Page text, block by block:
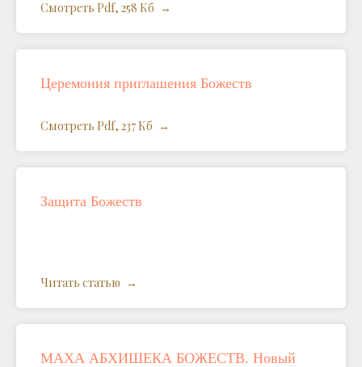
Смотреть Pdf, 258 Кб
Церемония приглашения Божеств
Смотреть Pdf, 237 Кб
Защита Божеств
Читать статью
МАХА АБХИШЕКА БОЖЕСТВ. Новый